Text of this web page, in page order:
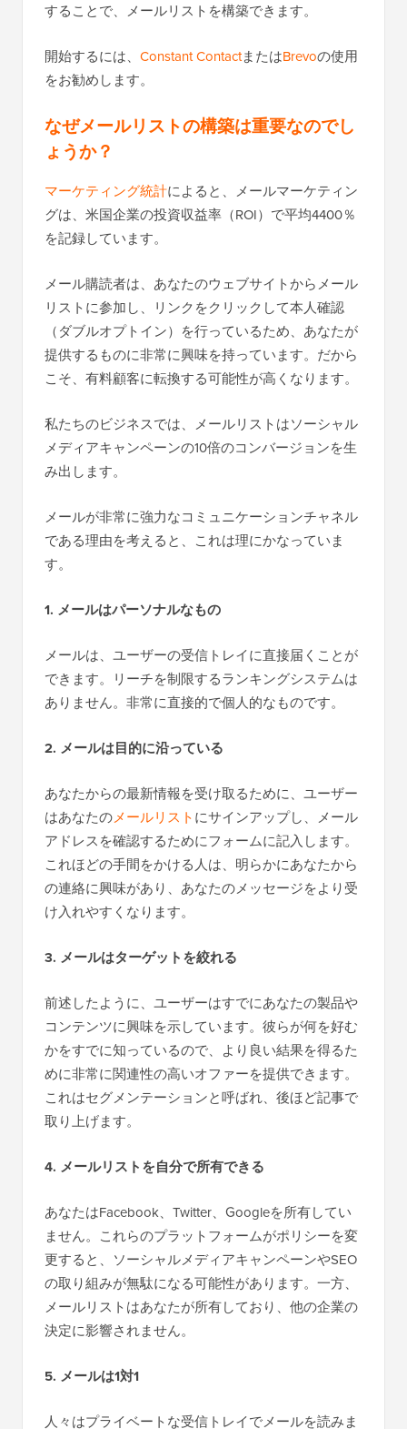
することで、メールリストを構築できます。
開始するには、 Constant ContactまたはBrevoの使用
をお勧めします。
なぜメールリストの構築は重要なのでし
ょうか？
マーケティング統計によると、メールマーケティン
グは、米国企業の投資収益率（ROI）で平均4400％
を記録しています。
メール購読者は、あなたのウェブサイトからメール
リストに参加し、リンクをクリックして本人確認
（ダブルオプトイン）を行っているため、あなたが
提供するものに非常に興味を持っています。だから
こそ、有料顧客に転換する可能性が高くなります。
私たちのビジネスでは、メールリストはソーシャル
メディアキャンペーンの10倍のコンバージョンを生
み出します。
メールが非常に強力なコミュニケーションチャネル
である理由を考えると、これは理にかなっていま
す。
1. メールはパーソナルなもの
メールは、ユーザーの受信トレイに直接届くことが
できます。リーチを制限するランキングシステムは
ありません。非常に直接的で個人的なものです。
2. メールは目的に沿っている
あなたからの最新情報を受け取るために、ユーザー
はあなたのメールリストにサインアップし、メール
アドレスを確認するためにフォームに記入します。
これほどの手間をかける人は、明らかにあなたから
の連絡に興味があり、あなたのメッセージをより受
け入れやすくなります。
3. メールはターゲットを絞れる
前述したように、ユーザーはすでにあなたの製品や
コンテンツに興味を示しています。彼らが何を好む
かをすでに知っているので、より良い結果を得るた
めに非常に関連性の高いオファーを提供できます。
これはセグメンテーションと呼ばれ、後ほど記事で
取り上げます。
4. メールリストを自分で所有できる
あなたはFacebook、Twitter、Googleを所有してい
ません。これらのプラットフォームがポリシーを変
更すると、ソーシャルメディアキャンペーンやSEO
の取り組みが無駄になる可能性があります。一方、
メールリストはあなたが所有しており、他の企業の
決定に影響されません。
5. メールは1対1
人々はプライベートな受信トレイでメールを読みま